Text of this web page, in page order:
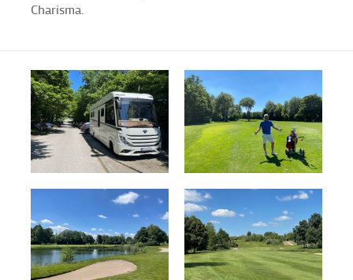
Charisma.